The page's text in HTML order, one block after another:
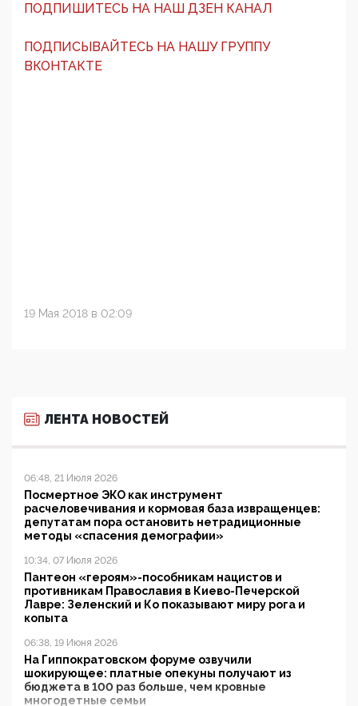
ПОДПИШИТЕСЬ НА НАШ ДЗЕН КАНАЛ
ПОДПИСЫВАЙТЕСЬ НА НАШУ ГРУППУ
ВКОНТАКТЕ
19 Мая 2018 в 02:09
ЛЕНТА НОВОСТЕЙ
06:48, 21 Июля 2026
Посмертное ЭКО как инструмент
расчеловечивания и кормовая база извращенцев:
депутатам пора остановить нетрадиционные
методы «спасения демографии»
10:34, 07 Июля 2026
Пантеон «героям»-пособникам нацистов и
противникам Православия в Киево-Печерской
Лавре: Зеленский и Ко показывают миру рога и
копыта
06:38, 19 Июня 2026
На Гиппократовском форуме озвучили
шокирующее: платные опекуны получают из
бюджета в 100 раз больше, чем кровные
многодетные семьи